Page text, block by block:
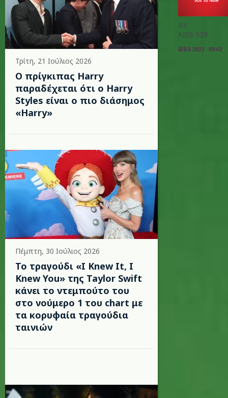
Τρίτη, 21 Ιούλιος 2026
Ο πρίγκιπας Harry
παραδέχεται ότι ο Harry
Styles είναι ο πιο διάσημος
«Harry»
Πέμπτη, 30 Ιούλιος 2026
Το τραγούδι «I Knew It, I
Knew You» της Taylor Swift
κάνει το ντεμπούτο του
στο νούμερο 1 του chart με
τα κορυφαία τραγούδια
ταινιών
BY
KISS 929
ΔΕΚ 6 2022 - 09:42